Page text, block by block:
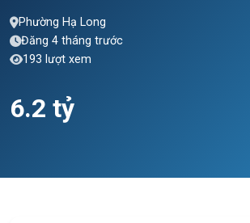
Phường Hạ Long
Đăng 4 tháng trước
193 lượt xem
6.2 tỷ